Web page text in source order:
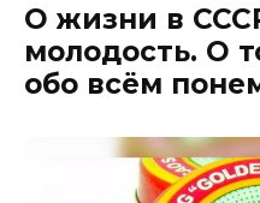
О жизни в
молодость. О
обо всём